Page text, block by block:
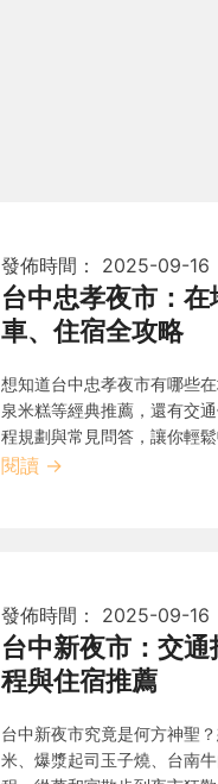
發佈時間： 2025-09-16
台中忠孝夜市：
車、住宿全攻略
想知道台中忠孝夜市有哪些
泉米糕等經典推薦，還有交
程規劃與常見問答，讓你輕鬆
閱讀 →
發佈時間： 2025-09-16
台中新夜市：交
程與住宿推薦
台中新夜市究竟是何方神聖
米、爆漿起司玉子燒、台南